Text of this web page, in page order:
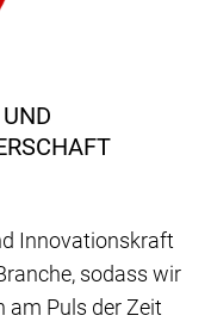
Innovationskraft
sodass wir
am Puls der Zeit